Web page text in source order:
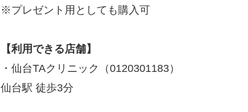
※プレゼント用としても購入可
【利用できる店舗】
・仙台TAクリニック（0120301183）
仙台駅 徒歩3分